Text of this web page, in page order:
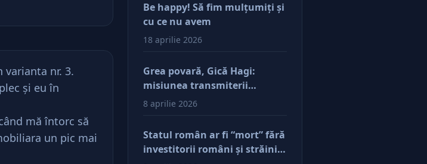
varianta nr. 3.
şi eu în
mă întorc să
un pic mai
Be happy! Să fim mulţumiţi şi
cu ce nu avem
18 aprilie 2026
Grea povară, Gică Hagi:
misiunea transmiterii
valorilor şi a mentalităţii o
care vor să-și lase moştenire
afacerile
8 aprilie 2026
Statul român ar fi “mort” fără
investitorii români şi străini.